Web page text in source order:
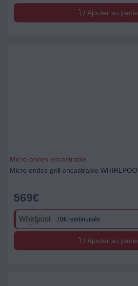
Ajouter au
Micro-ondes encastrable
Micro ondes grill encastrable
569€
70€ remboursés
Ajouter au